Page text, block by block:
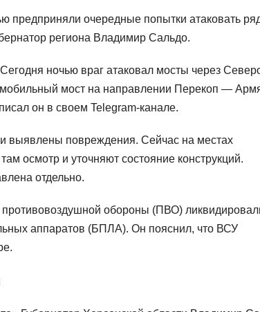
очередные попытки атаковать
региона Владимир Сальдо.
Сегодня ночью враг атаковал мосты через
мост на направлении Перекоп —
он в своем Telegram-канале.
выявлены повреждения. Сейчас на местах
осмотр и уточняют состояние конструкций.
отдельно.
обороны (ПВО)
аппаратов (БПЛА). Он пояснил, что ВСУ